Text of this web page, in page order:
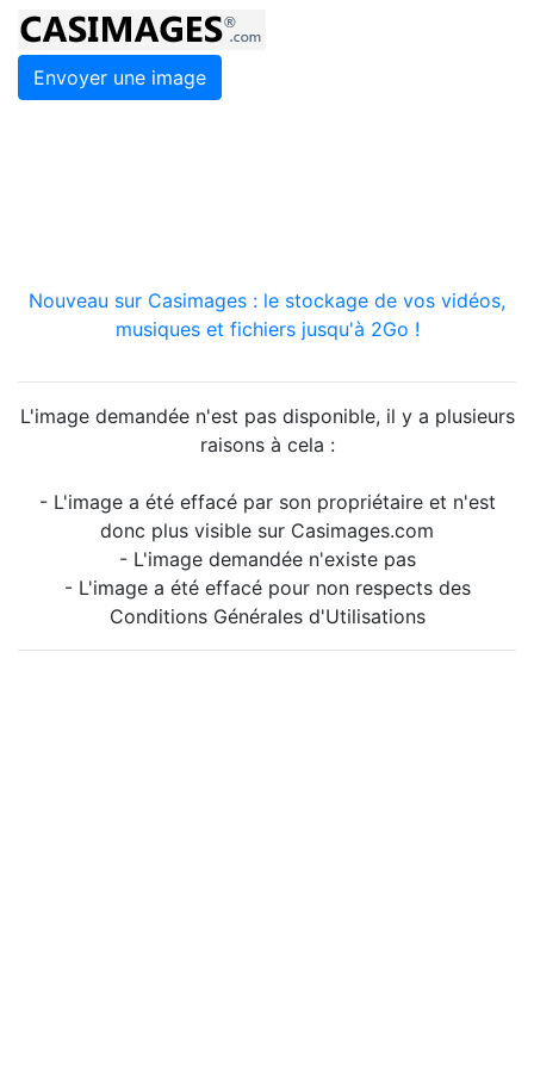
Envoyer une image
Nouveau sur Casimages : le stockage de vos vidéos,
musiques et fichiers jusqu'à 2Go !
L'image demandée n'est pas disponible, il y a plusieurs
raisons à cela :
- L'image a été effacé par son propriétaire et n'est
donc plus visible sur Casimages.com
- L'image demandée n'existe pas
- L'image a été effacé pour non respects des
Conditions Générales d'Utilisations